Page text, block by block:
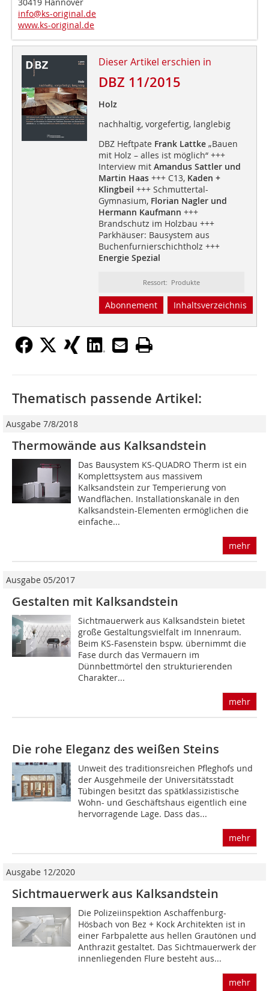
30419 Hannover
info@ks-original.de
www.ks-original.de
Dieser Artikel erschien in
DBZ 11/2015
Holz
nachhaltig, vorgefertig, langlebig
DBZ Heftpate Frank Lattke„Bauen
mit Holz – alles ist möglich“ +++
Interview mitAmandus Sattler und
Martin Haas+++ C13, Kaden +
Klingbeil +++ Schmuttertal-
Gymnasium, Florian Nagler und
Hermann Kaufmann +++
Brandschutz im Holzbau +++
Parkhäuser: Bausystem aus
Buchenfurnierschichtholz +++
Energie Spezial
Ressort: Produkte
Abonnement Inhaltsverzeichnis
Thematisch passende Artikel:
Ausgabe 7/8/2018
Thermowände aus Kalksandstein
Das Bausystem KS-QUADRO Therm ist ein
Komplettsystem aus massivem
Kalksandstein zur Temperierung von
Wandflächen. Installationskanäle in den
Kalksandstein-Elementen ermöglichen die
einfache...
mehr
Ausgabe 05/2017
Gestalten mit Kalksandstein
Sichtmauerwerk aus Kalksandstein bietet
große Gestaltungsvielfalt im Innenraum.
Beim KS-Fasenstein bspw. übernimmt die
Fase durch das Vermauern im
Dünnbettmörtel den strukturierenden
Charakter...
mehr
Die rohe Eleganz des weißen Steins
Unweit des traditionsreichen Pfleghofs und
der Ausgehmeile der Universitätsstadt
Tübingen besitzt das spätklassizistische
Wohn- und Geschäftshaus eigentlich eine
hervorragende Lage. Dass das...
mehr
Ausgabe 12/2020
Sichtmauerwerk aus Kalksandstein
Die Polizeiinspektion Aschaffenburg-
Hösbach von Bez + Kock Architekten ist in
einer Farbpalette aus hellen Grautönen und
Anthrazit gestaltet. Das Sichtmauerwerk der
innenliegenden Flure besteht aus...
mehr